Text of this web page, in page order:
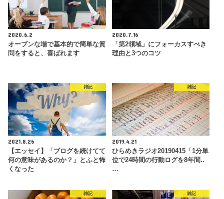
2020.6.2
オープンな場で基本的で簡単な質
問をすると、喜ばれます
2020.7.16
「第2領域」にフォーカスすべき
理由と3つのコツ
雑記
2021.8.26
【エッセイ】「ブログを続けてて
何の意味があるのか？」とふと怖
くなった
雑記
2019.4.21
ひらめきラジオ20190415「1分単
位で24時間の行動ログを8年間..
…
雑記 雑記